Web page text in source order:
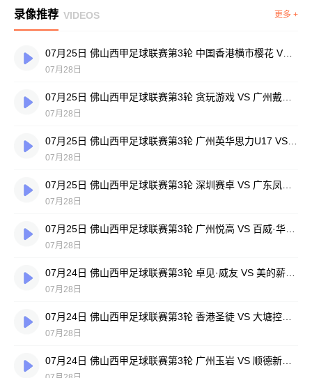
录像推荐 VIDEOS 更多 +
07月25日 佛山西甲足球联赛第3轮 中国香港横市樱花 VS 吉图省实青年 全场录像
07月28日
07月28日
07月28日
07月28日
07月28日
07月28日
07月28日